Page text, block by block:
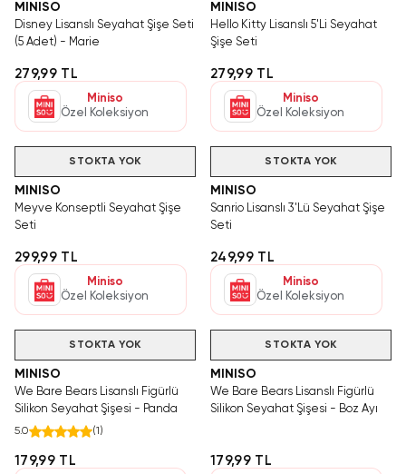
MINISO
Disney Lisanslı Seyahat Şişe Seti
(5 Adet) - Marie
279,99 TL
Miniso
Özel Koleksiyon
MINISO
Hello Kitty Lisanslı 5'Li Seyahat
Şişe Seti
279,99 TL
Miniso
Özel Koleksiyon
STOKTA YOK
MINISO
Meyve Konseptli Seyahat Şişe
Seti
299,99 TL
Miniso
Özel Koleksiyon
STOKTA YOK
MINISO
Sanrio Lisanslı 3'Lü Seyahat Şişe
Seti
249,99 TL
Miniso
Özel Koleksiyon
STOKTA YOK
MINISO
We Bare Bears Lisanslı Figürlü
Silikon Seyahat Şişesi - Panda
5.0 (1 )
179,99 TL
STOKTA YOK
MINISO
We Bare Bears Lisanslı Figürlü
Silikon Seyahat Şişesi - Boz Ayı
179,99 TL